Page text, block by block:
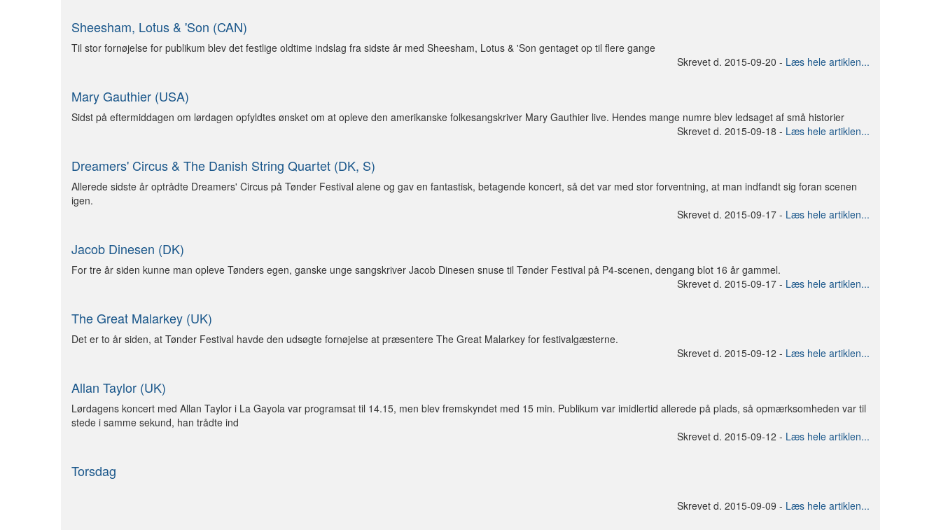
Sheesham, Lotus & 'Son (CAN)
Til stor fornøjelse for publikum blev det festlige oldtime indslag fra sidste år med Sheesham, Lotus & 'Son gentaget op til flere gange
Skrevet d. 2015-09-20 - Læs hele artiklen...
Mary Gauthier (USA)
Sidst på eftermiddagen om lørdagen opfyldtes ønsket om at opleve den amerikanske folkesangskriver Mary Gauthier live. Hendes mange numre blev ledsaget af små historier
Skrevet d. 2015-09-18 - Læs hele artiklen...
Dreamers' Circus & The Danish String Quartet (DK, S)
Allerede sidste år optrådte Dreamers' Circus på Tønder Festival alene og gav en fantastisk, betagende koncert, så det var med stor forventning, at man indfandt sig foran scenen
igen.
Skrevet d. 2015-09-17 - Læs hele artiklen...
Jacob Dinesen (DK)
For tre år siden kunne man opleve Tønders egen, ganske unge sangskriver Jacob Dinesen snuse til Tønder Festival på P4-scenen, dengang blot 16 år gammel.
Skrevet d. 2015-09-17 - Læs hele artiklen...
The Great Malarkey (UK)
Det er to år siden, at Tønder Festival havde den udsøgte fornøjelse at præsentere The Great Malarkey for festivalgæsterne.
Skrevet d. 2015-09-12 - Læs hele artiklen...
Allan Taylor (UK)
Lørdagens koncert med Allan Taylor i La Gayola var programsat til 14.15, men blev fremskyndet med 15 min. Publikum var imidlertid allerede på plads, så opmærksomheden var til
stede i samme sekund, han trådte ind
Skrevet d. 2015-09-12 - Læs hele artiklen...
Torsdag
Skrevet d. 2015-09-09 - Læs hele artiklen...